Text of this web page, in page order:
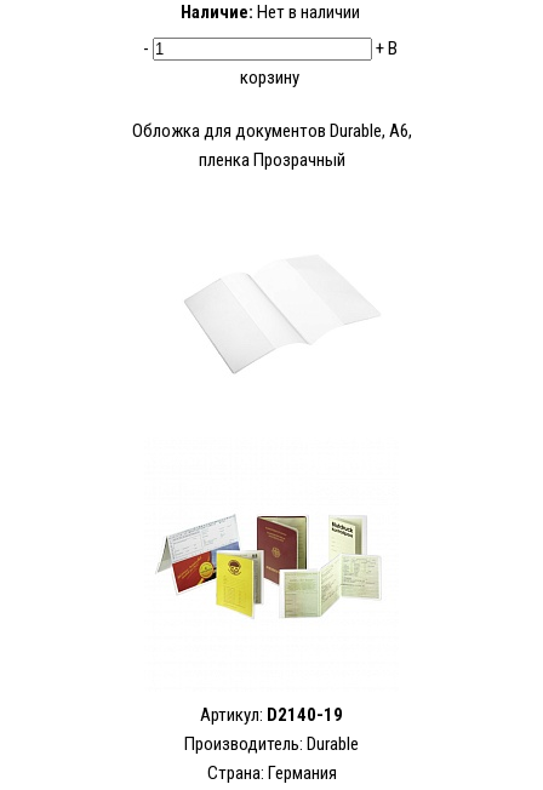
Наличие: Нет в наличии
-
+В
корзину
Обложка для документов Durable, A6,
пленка Прозрачный
Артикул: D2140-19
Производитель: Durable
Страна: Германия